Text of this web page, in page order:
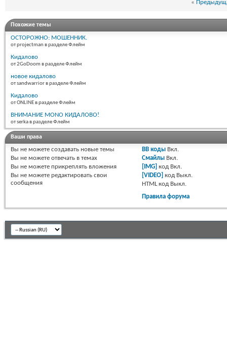
«
Похожие темы
ОСТОРОЖНО: МОШЕННИК.
от projectman в разделе Флейм
Кидалово
от 2GoDoom в разделе Флейм
новое кидалово
от sandwarrior в разделе Флейм
Кидалово
от ONLINE в разделе Флейм
ВНИМАНИЕ MONO КИДАЛОВО!
от serka в разделе Флейм
Ваши права
Вы не можете создавать новые темы
Вы не можете отвечать в темах
Вы не можете прикреплять вложения
Вы не можете редактировать свои
сообщения
BB коды Вкл.
Смайлы Вкл.
[IMG] код Вкл.
[VIDEO] код Выкл.
HTML код Выкл.
Правила форума